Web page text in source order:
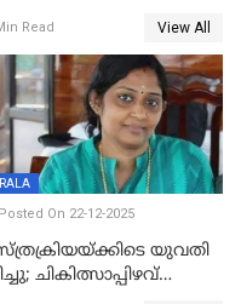
Read View All
Posted On 22-12-2025
യുവതി
ചികിത്സാപ്പിഴവ്